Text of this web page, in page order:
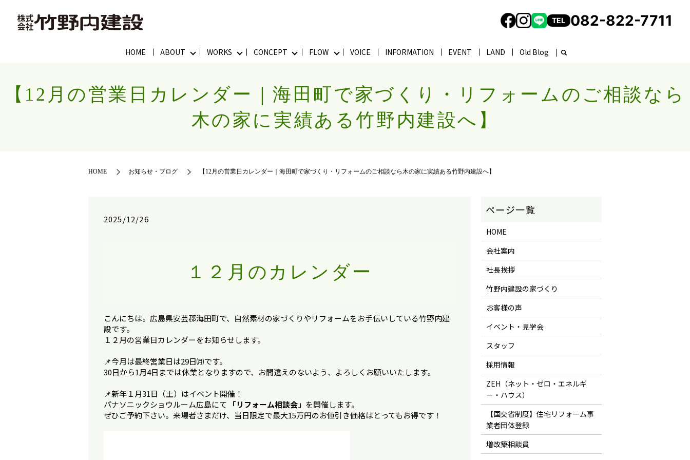
HOME ABOUT WORKS CONCEPT FLOW VOICE INFORMATION EVENT LAND Old Blog
TEL 082-822-7711
【12月の営業日カレンダー｜海田町で家づくり・リフォームのご相談なら
木の家に実績ある竹野内建設へ】
HOME お知らせ・ブログ 【12月の営業日カレンダー｜海田町で家づくり・リフォームのご相談なら木の家に実績ある竹野内建設へ】
2025/12/26
１２月のカレンダー
こんにちは。広島県安芸郡海田町で、自然素材の家づくりやリフォームをお手伝いしている竹野内建
設です。
１２月の営業日カレンダーをお知らせします。
📌今月は最終営業日は29日㈪です。
30日から1月4日までは休業となりますので、お間違えのないよう、よろしくお願いいたします。
📌新年１月31日（土）はイベント開催！
パナソニックショウルーム広島にて
「リフォーム相談会」 を開催します。
ぜひご予約下さい。来場者さまだけ、当日限定で最大15万円のお値引き価格はとってもお得です！
HOME
会社案内
社長挨拶
竹野内建設の家づくり
お客様の声
イベント・見学会
スタッフ
採用情報
ZEH（ネット・ゼロ・エネルギ
ー・ハウス）
【国交省制度】住宅リフォーム事
業者団体登録
増改築相談員